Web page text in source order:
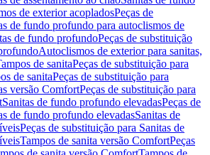
de exterior acopladosPeças de
de fundo profundo para autoclismos de
de fundo profundoPeças de substituição
Autoclismos de exterior para sanitas,
de sanitaPeças de substituição para
de sanitaPeças de substituição para
versão ComfortPeças de substituição para
Sanitas de fundo profundo elevadasPeças de
de fundo profundo elevadasSanitas de
Peças de substituição para Sanitas de
Tampos de sanita versão ComfortPeças